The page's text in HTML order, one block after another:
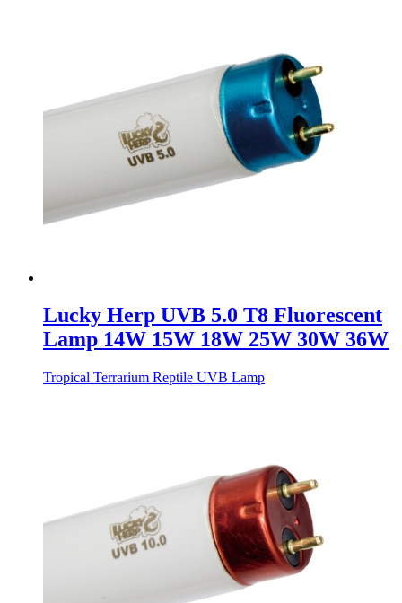
Lucky Herp UVB 5.0 T8 Fluorescent
Lamp 14W 15W 18W 25W 30W 36W
Tropical Terrarium Reptile UVB Lamp